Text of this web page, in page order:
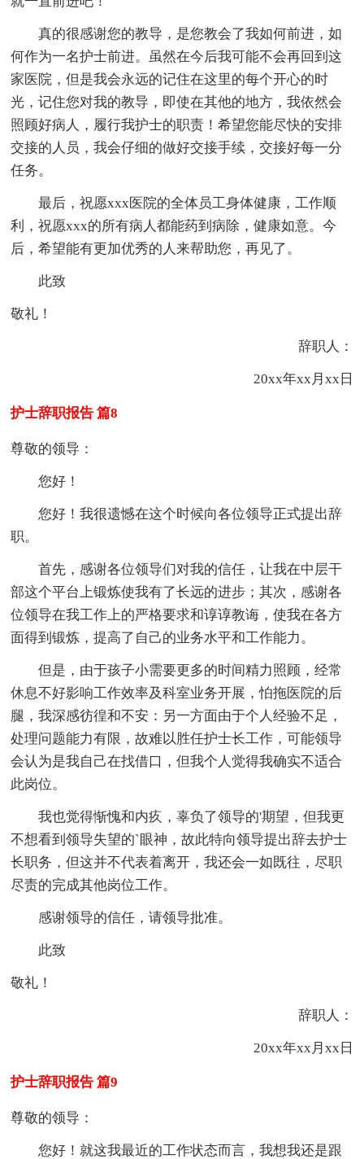
真的很感谢您的教导，是您教会了我如何前进，如
何作为一名护士前进。虽然在今后我可能不会再回到这
家医院，但是我会永远的记住在这里的每个开心的时
光，记住您对我的教导，即使在其他的地方，我依然会
照顾好病人，履行我护士的职责！希望您能尽快的安排
交接的人员，我会仔细的做好交接手续，交接好每一分
任务。
最后，祝愿xxx医院的全体员工身体健康，工作顺
利，祝愿xxx的所有病人都能药到病除，健康如意。今
后，希望能有更加优秀的人来帮助您，再见了。
此致
敬礼！
辞职人：
20xx年xx月xx日
护士辞职报告 篇8
尊敬的领导：
您好！
您好！我很遗憾在这个时候向各位领导正式提出辞
职。
首先，感谢各位领导们对我的信任，让我在中层干
部这个平台上锻炼使我有了长远的进步；其次，感谢各
位领导在我工作上的严格要求和谆谆教诲，使我在各方
面得到锻炼，提高了自己的业务水平和工作能力。
但是，由于孩子小需要更多的时间精力照顾，经常
休息不好影响工作效率及科室业务开展，怕拖医院的后
腿，我深感彷徨和不安：另一方面由于个人经验不足，
处理问题能力有限，故难以胜任护士长工作，可能领导
会认为是我自己在找借口，但我个人觉得我确实不适合
此岗位。
我也觉得惭愧和内疚，辜负了领导的'期望，但我更
不想看到领导失望的`眼神，故此特向领导提出辞去护士
长职务，但这并不代表着离开，我还会一如既往，尽职
尽责的完成其他岗位工作。
感谢领导的信任，请领导批准。
此致
敬礼！
辞职人：
20xx年xx月xx日
护士辞职报告 篇9
尊敬的领导：
您好！就这我最近的工作状态而言，我想我还是跟